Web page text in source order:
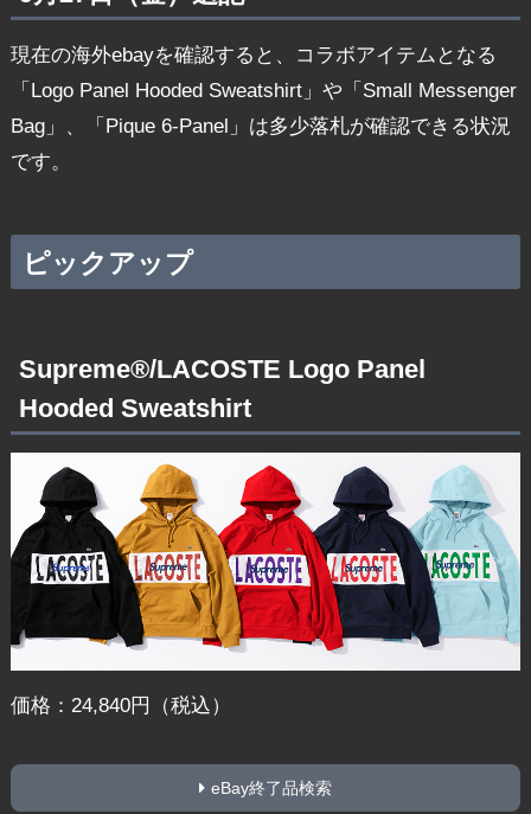
現在の海外ebayを確認すると、コラボアイテムとなる
「Logo Panel Hooded Sweatshirt」や「Small Messenger
Bag」、「Pique 6-Panel」は多少落札が確認できる状況
です。
ピックアップ
Supreme®/LACOSTE Logo Panel
Hooded Sweatshirt
価格：24,840円（税込）
eBay終了品検索